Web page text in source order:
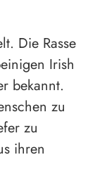
Die Rasse
Irish
bekannt.
zu
zu
ihren